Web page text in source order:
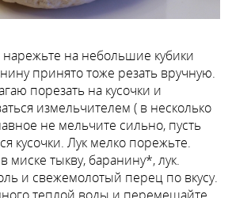
на небольшие кубики
принято тоже резать вручную.
порезать на кусочки и
измельчителем ( в несколько
не мельчите сильно, пусть
кусочки. Лук мелко порежьте.
миске тыкву, баранину*, лук.
и свежемолотый перец по вкусу.